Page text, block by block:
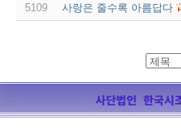
5109 사랑은 줄수록 아름답다